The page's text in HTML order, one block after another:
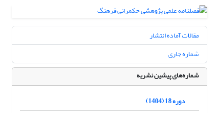
مقالات آماده انتشار
شماره جاری
شماره‌های پیشین نشریه
دوره 18 (1404)